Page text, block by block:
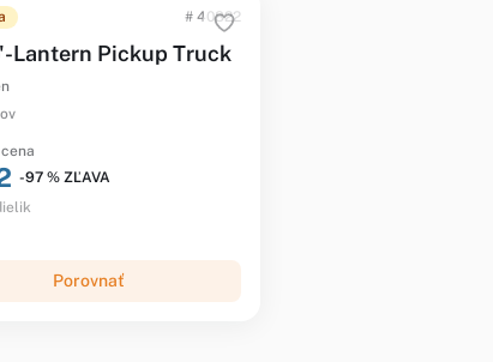
# 40822
Lantern Pickup Truck
-97 % ZĽAVA
Porovnať